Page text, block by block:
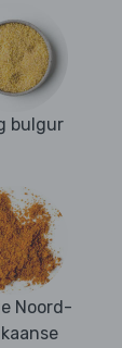
bulgur
Noord-